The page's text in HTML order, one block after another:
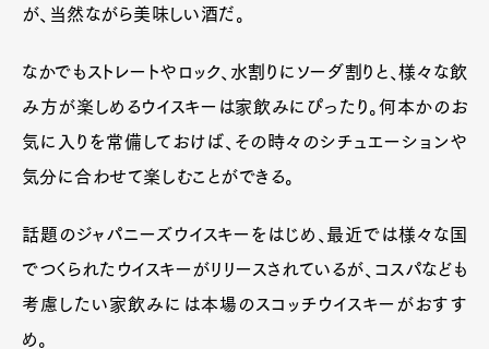
が、当然ながら美味しい酒だ。
なかでもストレートやロック、水割りにソーダ割りと、様々な飲
み方が楽しめるウイスキーは家飲みにぴったり。何本かのお
気に入りを常備しておけば、その時々のシチュエーションや
気分に合わせて楽しむことができる。
話題のジャパニーズウイスキーをはじめ、最近では様々な国
でつくられたウイスキーがリリースされているが、コスパなども
考慮したい家飲みには本場のスコッチウイスキーがおすす
め。